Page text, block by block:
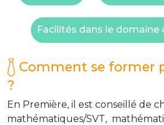
Facilités dans le
Comment se former
?
En Première, il est conseillé de
mathématiques/SVT,